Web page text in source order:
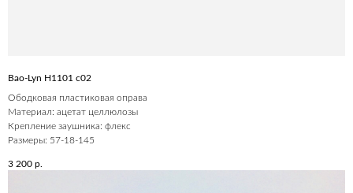
Bao-Lyn H1101 c02
Ободковая пластиковая оправа
Материал: ацетат целлюлозы
Крепление заушника: флекс
Размеры: 57-18-145
3 200 р.